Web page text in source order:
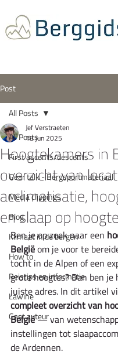
Post
All Posts
First ascents/descents
Gear talk - Bergsportmateriaal
Media clippings
Blog
Klimaat in de bergen
How to
Reistips en informatie
Lawine
Gast auteur
All Posts
Hoogtekamers in
overzicht van
acclimatisatie,
en slaap op hoogte
Jef Verstraeten
18 jun 2025
Ben je op zoek naar een
België om je voor te
tocht in de Alpen of een
grote hoogtes? Dan ben
juiste adres. In dit artikel
compleet overzicht van
België — van
instellingen tot
de Ardennen.